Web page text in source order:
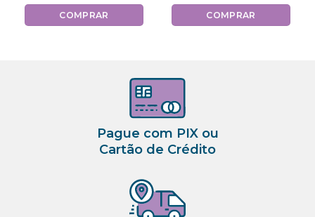
COMPRAR COMPRAR
Pague com PIX ou
Cartão de Crédito